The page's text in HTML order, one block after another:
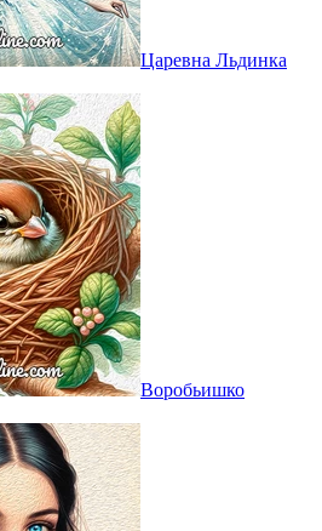
Царевна Льдинка
Воробьишко